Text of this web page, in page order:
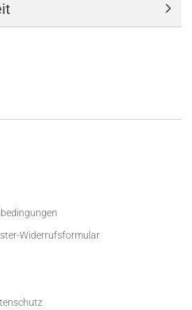
Widerrufsformular